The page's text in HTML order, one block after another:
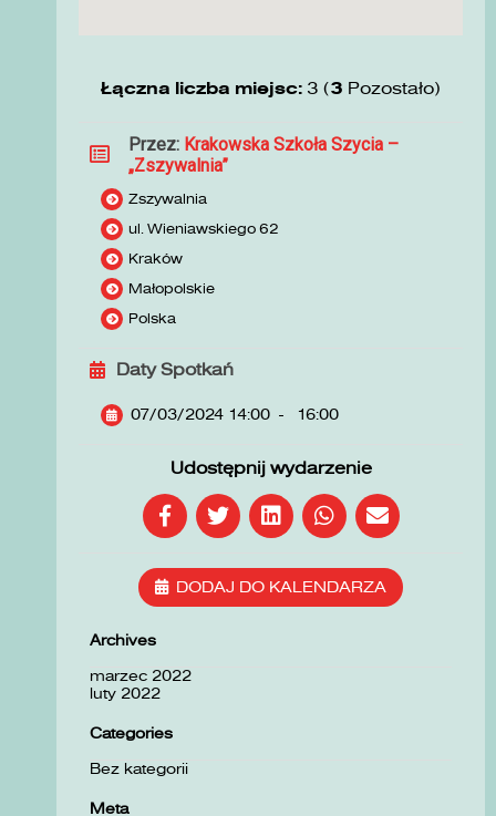
Łączna liczba miejsc: 3 (3 Pozostało)
Przez: Krakowska Szkoła Szycia –
„Zszywalnia”
Zszywalnia
ul. Wieniawskiego 62
Kraków
Małopolskie
Polska
Daty Spotkań
07/03/2024 14:00 - 16:00
Udostępnij wydarzenie
DODAJ DO KALENDARZA
Archives
marzec 2022
luty 2022
Categories
Bez kategorii
Meta